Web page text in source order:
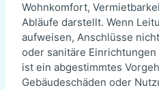
Wohnkomfort,
Abläufe darstellt. Wenn
aufweisen, Anschlüsse
oder sanitäre
ist ein abgestimmtes
Gebäudeschäden oder